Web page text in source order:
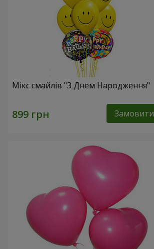
Мікс смайлів "З Днем Народження"
Замовити